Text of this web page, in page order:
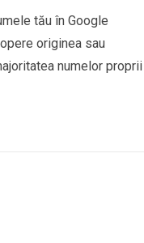
tău în Google
originea sau
numelor proprii